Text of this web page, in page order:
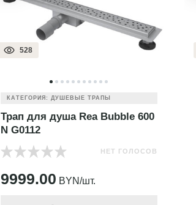
528
КАТЕГОРИЯ: ДУШЕВЫЕ ТРАПЫ
Трап для душа Rea Bubble 600
N G0112
НЕТ ГОЛОСОВ
9999.00 BYN/шт.